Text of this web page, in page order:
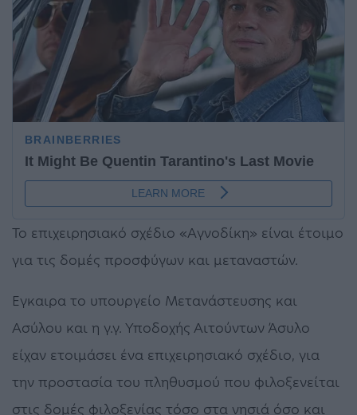
Το επιχειρησιακό σχέδιο «Αγνοδίκη» είναι έτοιμο
για τις δομές προσφύγων και μεταναστών.
Εγκαιρα το υπουργείο Μετανάστευσης και
Ασύλου και η γ.γ. Υποδοχής Αιτούντων Άσυλο
είχαν ετοιμάσει ένα επιχειρησιακό σχέδιο, για
την προστασία του πληθυσμού που φιλοξενείται
στις δομές φιλοξενίας τόσο στα νησιά όσο και